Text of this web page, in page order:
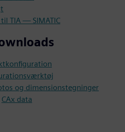
TIA — SIMATIC
og dimensionstegninger
CAx data